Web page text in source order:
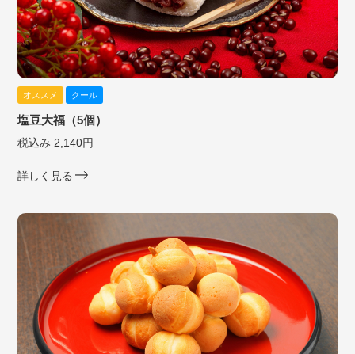
オススメ クール
塩豆大福（5個）
税込み 2,140円
詳しく見る